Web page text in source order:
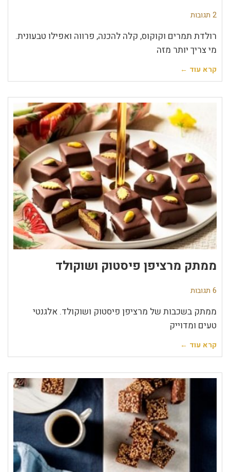
2 תגובות
רולדת תמרים וקוקוס, קלה להכנה, פרווה ואפילו טבעונית.
מי צריך יותר מזה
קרא עוד ←
ממתק מרציפן פיסטוק ושוקולד
6 תגובות
ממתק בשכבות של מרציפן פיסטוק ושוקולד. אלגנטי
טעים ומדוייק
קרא עוד ←